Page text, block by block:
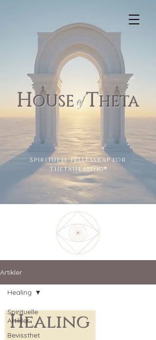
of
HOUSE THETA
Spirituelt fellesskap for
Thetahealing®
Artikler
Spirituelle
Artikler
Bevissthet
Healing
Healing